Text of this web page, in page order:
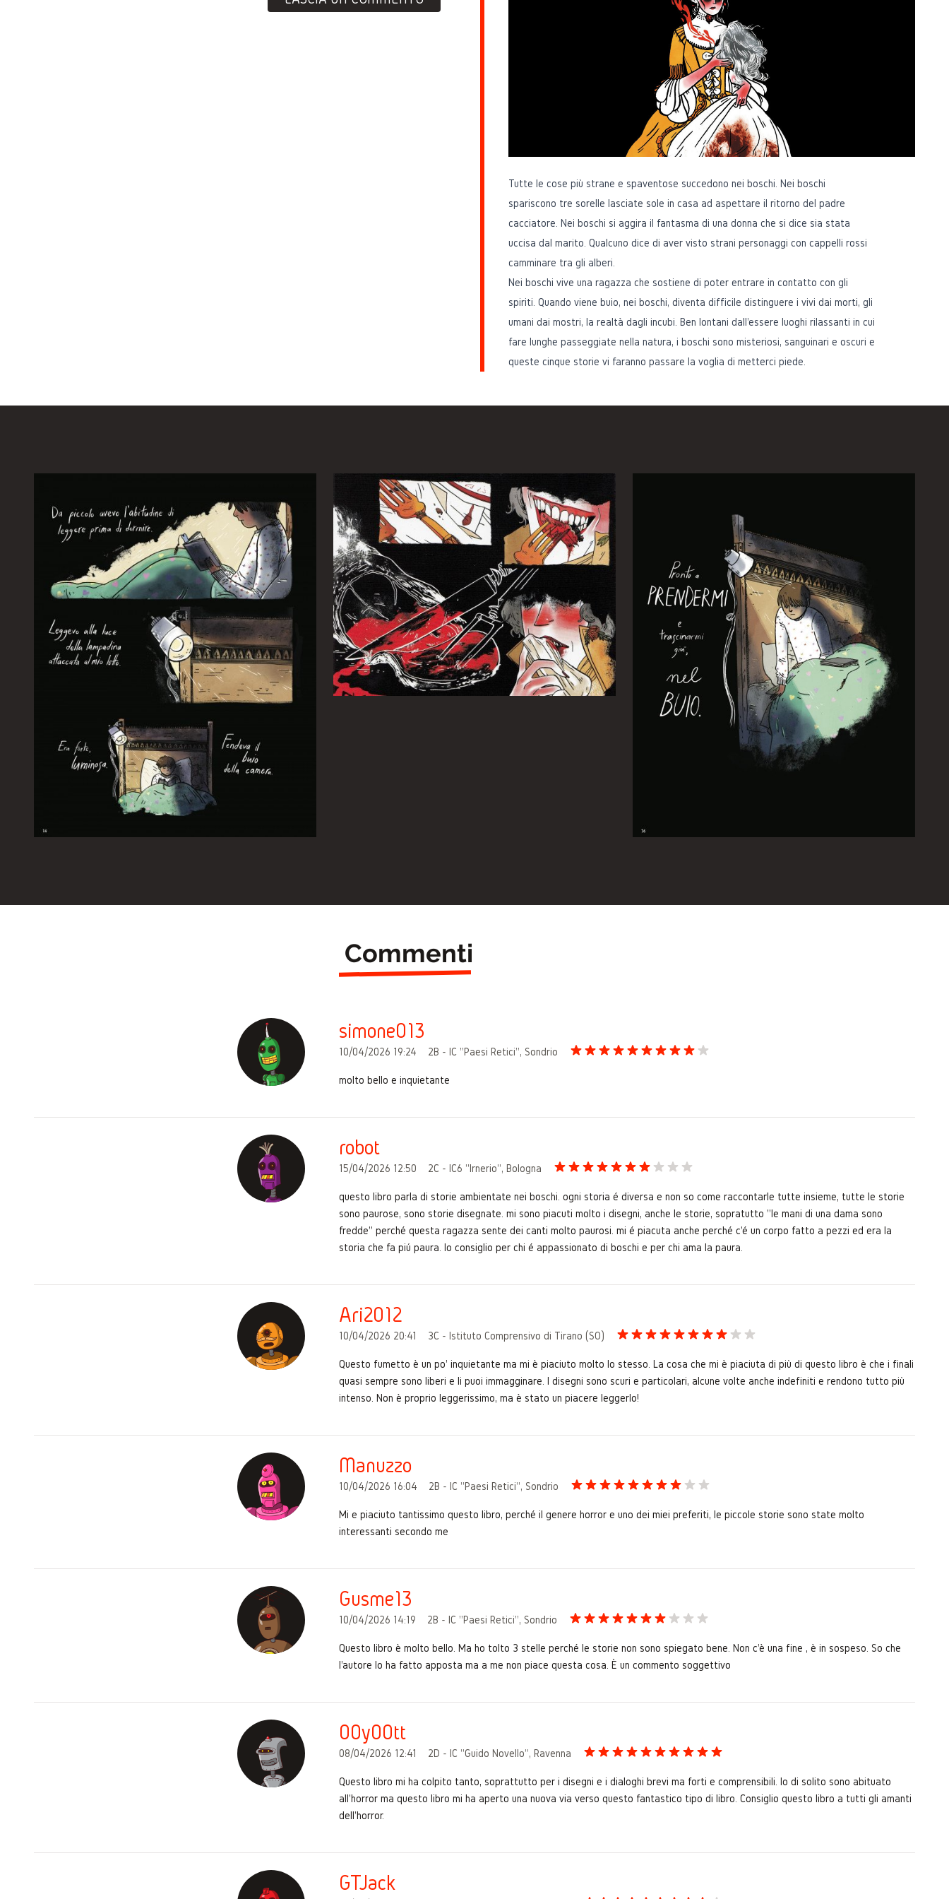
Tutte le cose più strane e spaventose succedono nei boschi. Nei boschi
spariscono tre sorelle lasciate sole in casa ad aspettare il ritorno del padre
cacciatore. Nei boschi si aggira il fantasma di una donna che si dice sia stata
uccisa dal marito. Qualcuno dice di aver visto strani personaggi con cappelli rossi
camminare tra gli alberi.
Nei boschi vive una ragazza che sostiene di poter entrare in contatto con gli
spiriti. Quando viene buio, nei boschi, diventa difficile distinguere i vivi dai morti, gli
umani dai mostri, la realtà dagli incubi. Ben lontani dall'essere luoghi rilassanti in cui
fare lunghe passeggiate nella natura, i boschi sono misteriosi, sanguinari e oscuri e
queste cinque storie vi faranno passare la voglia di metterci piede.
Commenti
simone013
10/04/2026 19:24 2B - IC "Paesi Retici", Sondrio
molto bello e inquietante
robot
15/04/2026 12:50 2C - IC6 "Irnerio", Bologna
questo libro parla di storie ambientate nei boschi. ogni storia é diversa e non so come raccontarle tutte insieme, tutte le storie
sono paurose, sono storie disegnate. mi sono piacuti molto i disegni, anche le storie, sopratutto "le mani di una dama sono
fredde" perché questa ragazza sente dei canti molto paurosi. mi é piacuta anche perché c'é un corpo fatto a pezzi ed era la
storia che fa piú paura. lo consiglio per chi é appassionato di boschi e per chi ama la paura.
Ari2012
10/04/2026 20:41 3C - Istituto Comprensivo di Tirano (SO)
Questo fumetto è un po' inquietante ma mi è piaciuto molto lo stesso. La cosa che mi è piaciuta di più di questo libro è che i finali
quasi sempre sono liberi e li puoi immagginare. I disegni sono scuri e particolari, alcune volte anche indefiniti e rendono tutto più
intenso. Non è proprio leggerissimo, ma è stato un piacere leggerlo!
Manuzzo
10/04/2026 16:04 2B - IC "Paesi Retici", Sondrio
Mi e piaciuto tantissimo questo libro, perché il genere horror e uno dei miei preferiti, le piccole storie sono state molto
interessanti secondo me
Gusme13
10/04/2026 14:19 2B - IC "Paesi Retici", Sondrio
Questo libro è molto bello. Ma ho tolto 3 stelle perché le storie non sono spiegato bene. Non c'è una fine , è in sospeso. So che
l'autore lo ha fatto apposta ma a me non piace questa cosa. È un commento soggettivo
00y00tt
08/04/2026 12:41 2D - IC "Guido Novello", Ravenna
Questo libro mi ha colpito tanto, soprattutto per i disegni e i dialoghi brevi ma forti e comprensibili. Io di solito sono abituato
all'horror ma questo libro mi ha aperto una nuova via verso questo fantastico tipo di libro. Consiglio questo libro a tutti gli amanti
dell'horror.
GTJack